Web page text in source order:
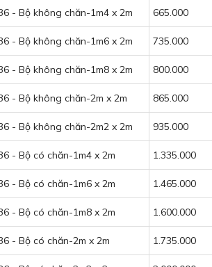
- Bộ không chăn-1m4 x 2m 665.000
- Bộ không chăn-1m6 x 2m 735.000
- Bộ không chăn-1m8 x 2m 800.000
- Bộ không chăn-2m x 2m 865.000
- Bộ không chăn-2m2 x 2m 935.000
- Bộ có chăn-1m4 x 2m 1.335.000
- Bộ có chăn-1m6 x 2m 1.465.000
- Bộ có chăn-1m8 x 2m 1.600.000
- Bộ có chăn-2m x 2m 1.735.000